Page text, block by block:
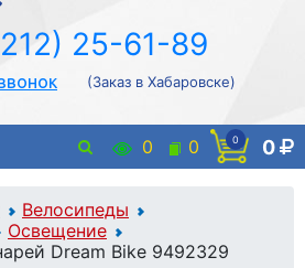
25-61-89
(Заказ в Хабаровске)
0 0 0 0
Велосипеды
Освещение
Dream Bike 9492329